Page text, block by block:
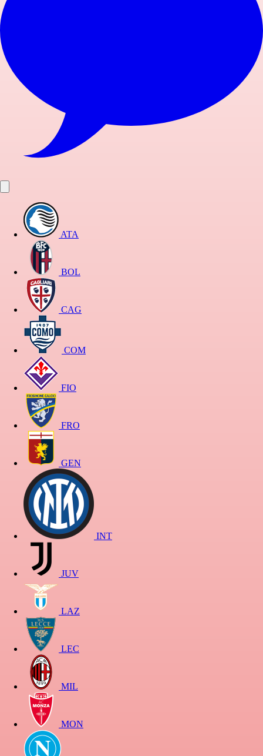
ATA
BOL
CAG
COM
FIO
FRO
GEN
INT
JUV
LAZ
LEC
MIL
MON